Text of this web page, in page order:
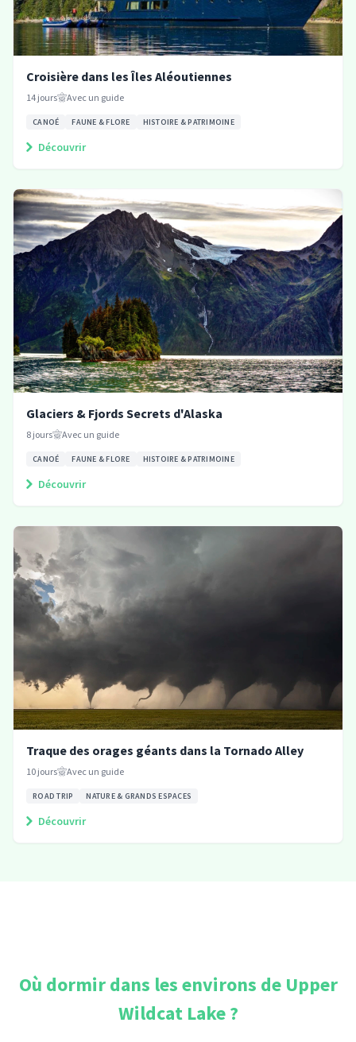
Croisière dans les Îles Aléoutiennes
14 jours Avec un guide
CANOÉ FAUNE & FLORE HISTOIRE & PATRIMOINE
Découvrir
Glaciers & Fjords Secrets d'Alaska
8 jours Avec un guide
CANOÉ FAUNE & FLORE HISTOIRE & PATRIMOINE
Découvrir
Traque des orages géants dans la Tornado Alley
10 jours Avec un guide
ROAD TRIP NATURE & GRANDS ESPACES
Découvrir
Où dormir dans les environs de Upper
Wildcat Lake?